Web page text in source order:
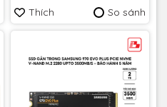
Thích So sánh